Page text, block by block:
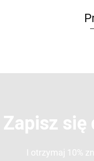
Zapisz się
I otrzymaj 10%